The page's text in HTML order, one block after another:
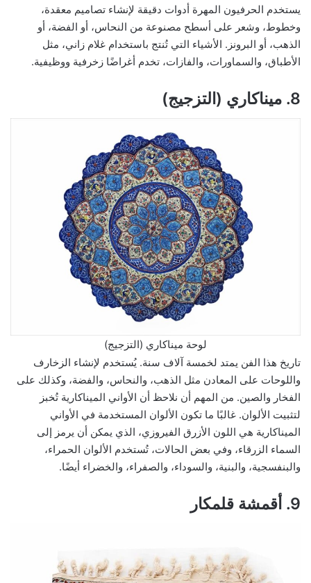
يستخدم الحرفيون المهرة أدوات دقيقة لإنشاء تصاميم معقدة،
وخطوط، وشعر على أسطح مصنوعة من النحاس، أو الفضة، أو
الذهب، أو البرونز. الأشياء التي تُنتج باستخدام غلام زاني، مثل
الأطباق، والسماورات، والفازات، تخدم أغراضًا زخرفية ووظيفية.
8. ميناكاري (التزجيج)
لوحة ميناكاري (التزجيج)
تاريخ هذا الفن يمتد لخمسة آلاف سنة. يُستخدم لإنشاء الزخارف
واللوحات على المعادن مثل الذهب، والنحاس، والفضة، وكذلك على
الفخار والصين. من المهم أن نلاحظ أن الأواني الميناكارية تُخبز
لتثبيت الألوان. غالبًا ما تكون الألوان المستخدمة في الأواني
الميناكارية هي اللون الأزرق الفيروزي، الذي يمكن أن يرمز إلى
السماء الزرقاء، وفي بعض الحالات، تُستخدم الألوان الحمراء،
والبنفسجية، والبنية، والسوداء، والصفراء، والخضراء أيضًا.
9. أقمشة قلمكار